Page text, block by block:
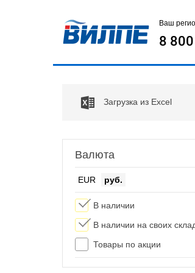
Ваш
8
Загрузка из Excel
Валюта
EUR руб.
В наличии
В наличии на своих
Товары по акции